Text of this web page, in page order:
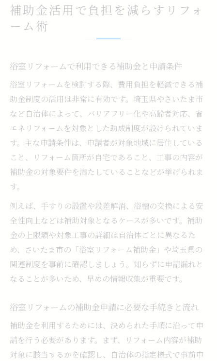
補助金活用で負担を減らすリフォ
ーム術
浴室リフォームで利用できる補助金と申請条件
浴室リフォームを検討する際、費用負担を軽減できる補
助金制度の活用は非常に有効です。埼玉県やさいたま市
など自治体によって、バリアフリー化や高齢者対応、省
エネリフォームを対象とした助成制度が設けられていま
す。主な申請条件は、申請者が対象地域に居住している
こと、リフォーム箇所が自宅であること、工事の内容が
補助金の対象要件を満たしていることなどが挙げられま
す。
例えば、手すりの設置や段差解消、浴槽の交換による安
全性向上などは補助対象となるケースが多いです。補助
金の上限額や対象工事の詳細は自治体ごとに異なるた
め、さいたま市の「浴室リフォーム補助金」や埼玉県の
関連制度を事前に確認しましょう。知らずに申請漏れと
なることが多いため、早めの情報収集が重要です。
浴室リフォームの補助金申請に必要な手続きと流れ
補助金を利用するためには、決められた手順に沿って申
請を行う必要があります。まず、リフォーム内容が補助
対象に該当するかを確認し、自治体の指定様式で事前申